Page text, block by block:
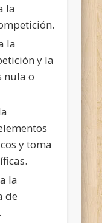
la
la
y la
nula o
y toma
la
de